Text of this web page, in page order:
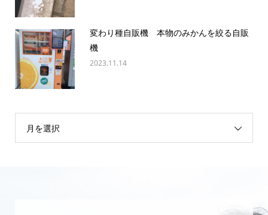
変わり種自販機 本物のみかんを絞る自販
機
2023.11.14
月を選択